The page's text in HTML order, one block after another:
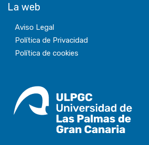
La web
Aviso Legal
Política de Privacidad
Política de cookies